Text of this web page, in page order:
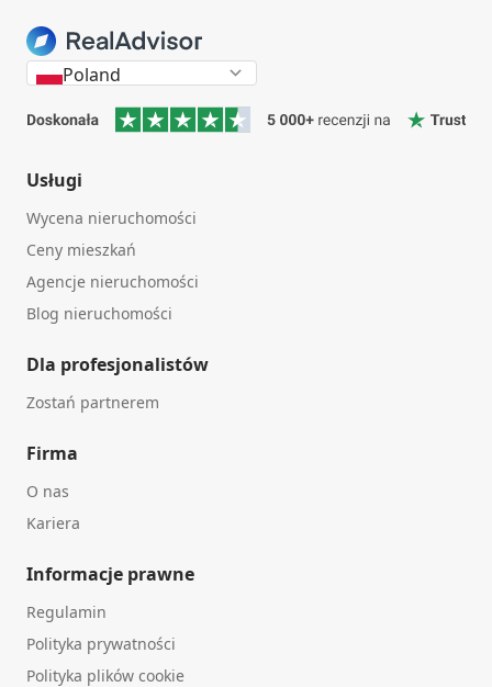
Poland
Usługi
Wycena nieruchomości
Ceny mieszkań
Agencje nieruchomości
Blog nieruchomości
Dla profesjonalistów
Zostań partnerem
Firma
O nas
Kariera
Informacje prawne
Regulamin
Polityka prywatności
Polityka plików cookie